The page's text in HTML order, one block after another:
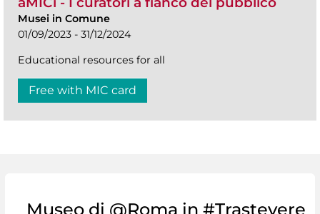
Musei in Comune
01/09/2023 - 31/12/2024
Educational resources for all
Free with MIC card
Museo di @Roma in #Trastevere